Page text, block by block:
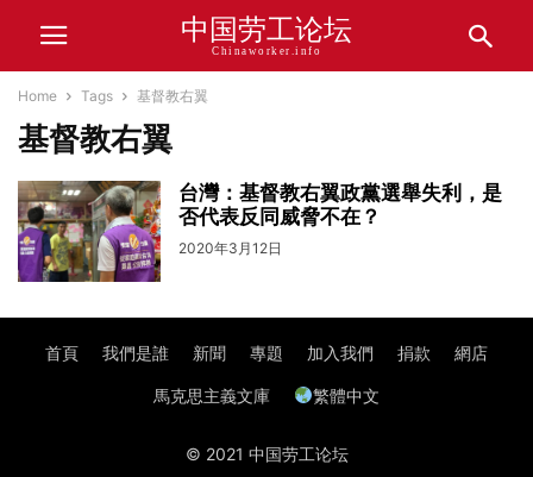
中国劳工论坛
Chinaworker.info
Home Tags 基督教右翼
基督教右翼
台灣：基督教右翼政黨選舉失利，是
否代表反同威脅不在？
2020年3月12日
首頁 我們是誰 新聞 專題 加入我們 捐款 網店
馬克思主義文庫 繁體中文
© 2021 中国劳工论坛